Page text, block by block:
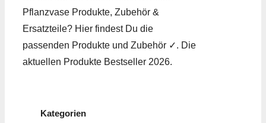
Pflanzvase Produkte, Zubehör &
Ersatzteile? Hier findest Du die
passenden Produkte und Zubehör ✓. Die
aktuellen Produkte Bestseller 2026.
Kategorien